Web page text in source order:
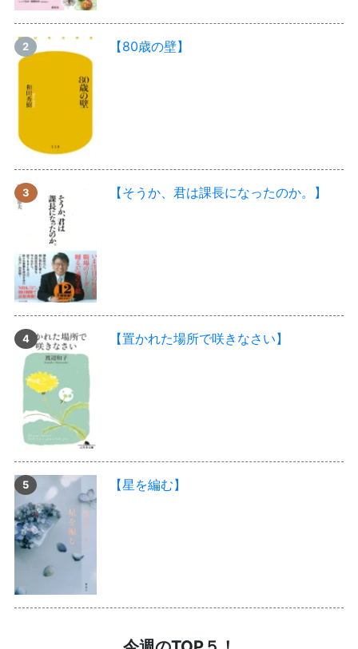
【80歳の壁】
【そうか、君は課長になったのか。】
【置かれた場所で咲きなさい】
【星を編む】